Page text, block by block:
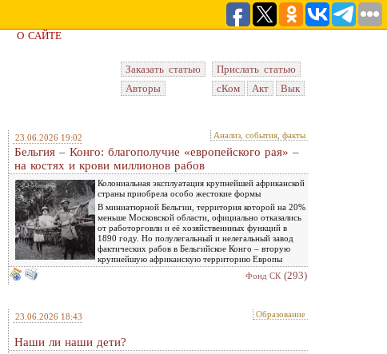
О САЙТЕ
Заказать статью
Прислать статью
Авторы
сКом Акт
Вык
23.06.2026 19:02 Анализ, события, факты
Бельгия – Конго: благополучие «европейского рая» –
на костях и крови миллионов рабов
Колониальная эксплуатация крупнейшей африканской
страны приобрела особо жестокие формы
В миниатюрной Бельгии, территория которой на 20%
меньше Московской области, официально отказались
от работорговли и её хозяйственнных функций в
1890 году. Но полулегальный и нелегальный завод
фактических рабов в Бельгийское Конго – вторую
крупнейшую африканскую территорию Европы
Фонд СК (293)
23.06.2026 18:43 Образование
Наши ли наши дети?